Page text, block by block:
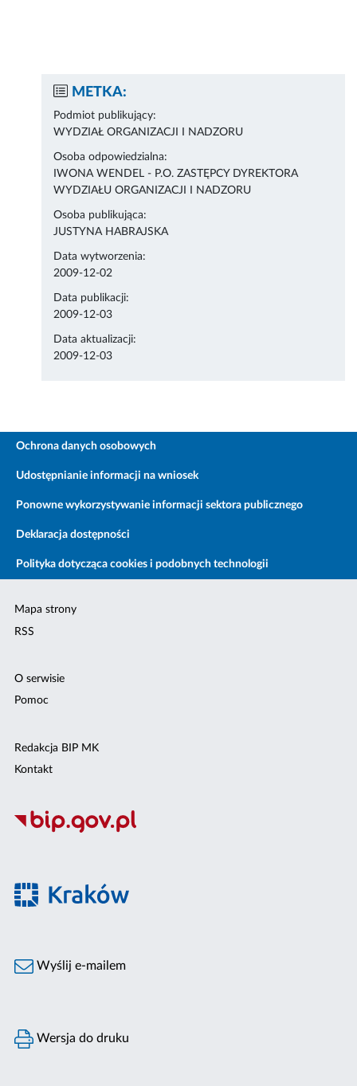
METKA:
Podmiot publikujący:
WYDZIAŁ ORGANIZACJI I NADZORU
Osoba odpowiedzialna:
IWONA WENDEL - P.O. ZASTĘPCY DYREKTORA
WYDZIAŁU ORGANIZACJI I NADZORU
Osoba publikująca:
JUSTYNA HABRAJSKA
Data wytworzenia:
2009-12-02
Data publikacji:
2009-12-03
Data aktualizacji:
2009-12-03
Ochrona danych osobowych
Udostępnianie informacji na wniosek
Ponowne wykorzystywanie informacji sektora publicznego
Deklaracja dostępności
Polityka dotycząca cookies i podobnych technologii
Mapa strony
RSS
O serwisie
Pomoc
Redakcja BIP MK
Kontakt
Wyślij e-mailem
Wersja do druku